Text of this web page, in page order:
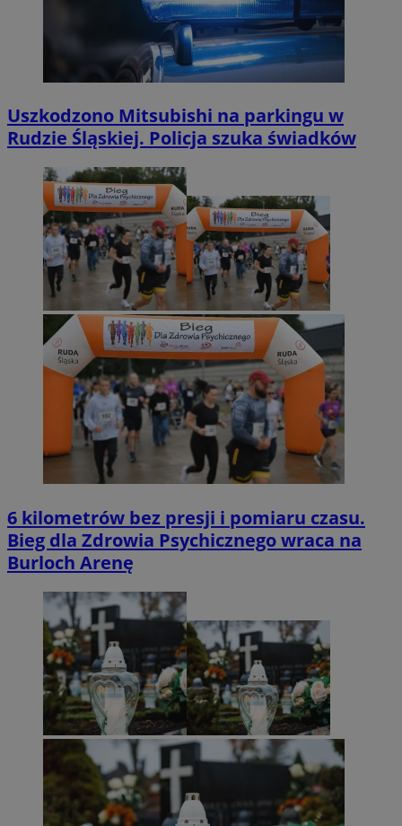
Uszkodzono Mitsubishi na parkingu w
Rudzie Śląskiej. Policja szuka świadków
6 kilometrów bez presji i pomiaru czasu.
Bieg dla Zdrowia Psychicznego wraca na
Burloch Arenę